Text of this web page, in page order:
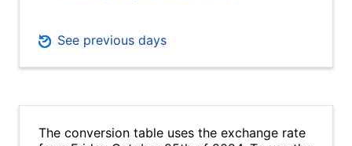
See previous days
The conversion table uses the exchange rate